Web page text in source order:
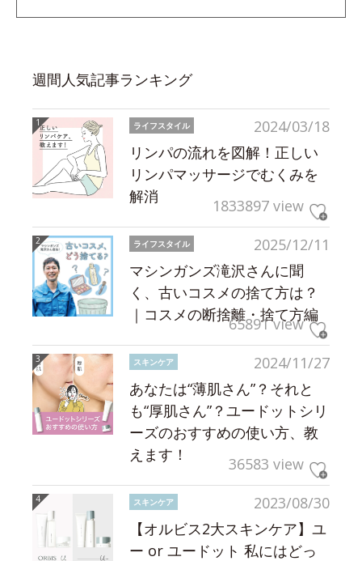
週間人気記事ランキング
2024/03/18
ライフスタイル
リンパの流れを図解！正しい
リンパマッサージでむくみを
解消
1833897 view
2025/12/11
ライフスタイル
マシンガンズ滝沢さんに聞
く、古いコスメの捨て方は？
｜コスメの断捨離・捨て方編
65891 view
2024/11/27
スキンケア
あなたは“薄肌さん”？それと
も“厚肌さん”？ユードットシリ
ーズのおすすめの使い方、教
えます！
36583 view
2023/08/30
スキンケア
【オルビス2大スキンケア】ユ
ー or ユードット 私にはどっ